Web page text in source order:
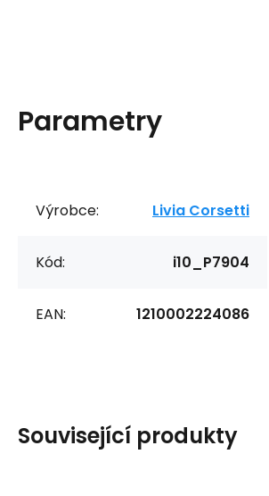
Parametry
Výrobce: Livia Corsetti
Kód: i10_P7904
EAN: 1210002224086
Související produkty